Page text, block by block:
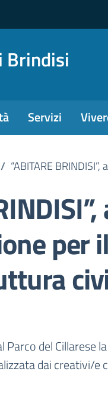
Brindisi
Servizi
/ “ABITARE
per
del Cillarese
dai creativi/